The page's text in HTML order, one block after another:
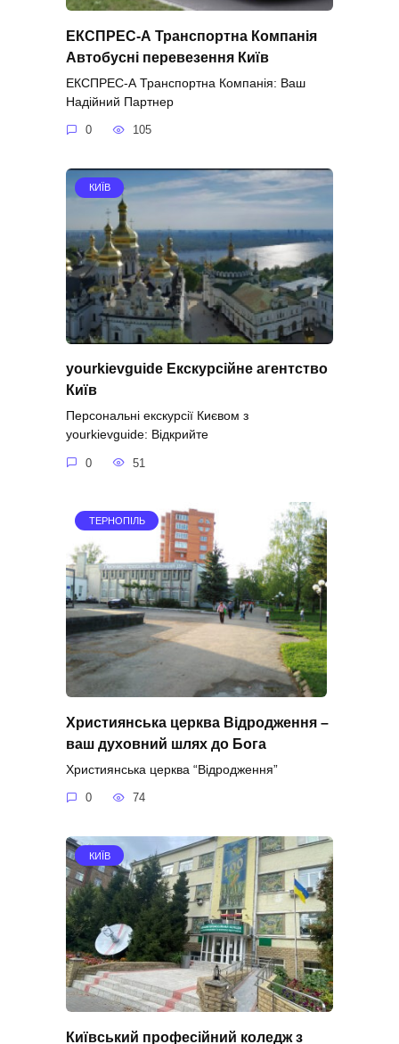
ЕКСПРЕС-А Транспортна Компанія
Автобусні перевезення Київ
ЕКСПРЕС-А Транспортна Компанія: Ваш
Надійний Партнер
0 105
КИЇВ
yourkievguide Екскурсійне агентство
Київ
Персональні екскурсії Києвом з
yourkievguide: Відкрийте
0 51
ТЕРНОПІЛЬ
Християнська церква Відродження –
ваш духовний шлях до Бога
Християнська церква “Відродження”
0 74
КИЇВ
Київський професійний коледж з